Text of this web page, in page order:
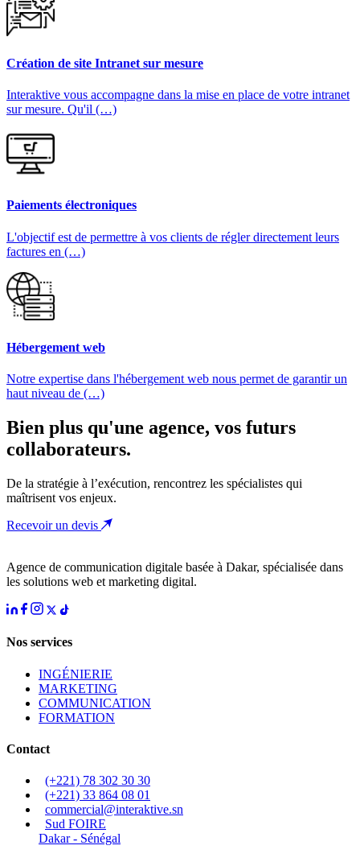
Création de site Intranet sur mesure
Interaktive vous accompagne dans la mise en place de votre intranet
sur mesure. Qu'il (…)
Paiements électroniques
L'objectif est de permettre à vos clients de régler directement leurs
factures en (…)
Hébergement web
Notre expertise dans l'hébergement web nous permet de garantir un
haut niveau de (…)
Bien plus qu'une agence, vos futurs
collaborateurs.
De la stratégie à l’exécution, rencontrez les spécialistes qui
maîtrisent vos enjeux.
Recevoir un devis
Agence de communication digitale basée à Dakar, spécialisée dans
les solutions web et marketing digital.
Nos services
INGÉNIERIE
MARKETING
COMMUNICATION
FORMATION
Contact
(+221) 78 302 30 30
(+221) 33 864 08 01
commercial@interaktive.sn
Sud FOIRE
Dakar - Sénégal